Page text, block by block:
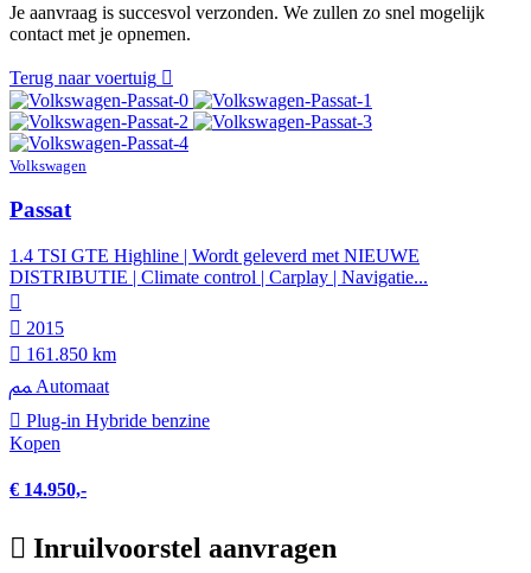
Je aanvraag is succesvol verzonden. We zullen zo snel mogelijk
contact met je opnemen.
Terug naar voertuig
Volkswagen
Passat
1.4 TSI GTE Highline | Wordt geleverd met NIEUWE
DISTRIBUTIE | Climate control | Carplay | Navigatie...
2015
161.850 km
Automaat
Plug-in Hybride benzine
Kopen
€ 14.950,-
Inruilvoorstel aanvragen